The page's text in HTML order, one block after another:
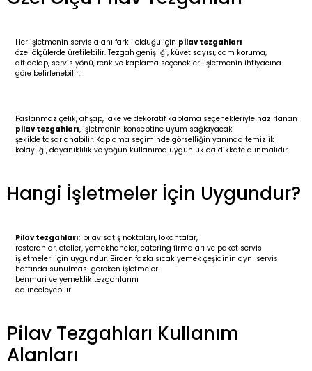
Her işletmenin servis alanı farklı olduğu için pilav tezgahları
özel ölçülerde üretilebilir. Tezgah genişliği, küvet sayısı, cam koruma,
alt dolap, servis yönü, renk ve kaplama seçenekleri işletmenin ihtiyacına
göre belirlenebilir.
Paslanmaz çelik, ahşap, lake ve dekoratif kaplama seçenekleriyle hazırlanan
pilav tezgahları, işletmenin konseptine uyum sağlayacak
şekilde tasarlanabilir. Kaplama seçiminde görselliğin yanında temizlik
kolaylığı, dayanıklılık ve yoğun kullanıma uygunluk da dikkate alınmalıdır.
Hangi İşletmeler İçin Uygundur?
Pilav tezgahları; pilav satış noktaları, lokantalar,
restoranlar, oteller, yemekhaneler, catering firmaları ve paket servis
işletmeleri için uygundur. Birden fazla sıcak yemek çeşidinin aynı servis
hattında sunulması gereken işletmeler
benmari ve yemeklik tezgahlarını
da inceleyebilir.
Pilav Tezgahları Kullanım
Alanları